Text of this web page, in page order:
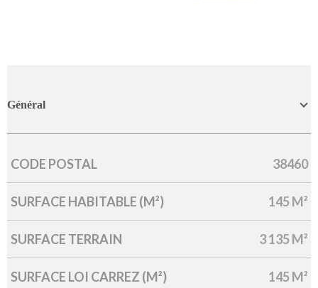
Général
Caractérisque Valeurs
CODE POSTAL 38460
SURFACE HABITABLE (M²) 145 M²
SURFACE TERRAIN 3 135 M²
SURFACE LOI CARREZ (M²) 145 M²